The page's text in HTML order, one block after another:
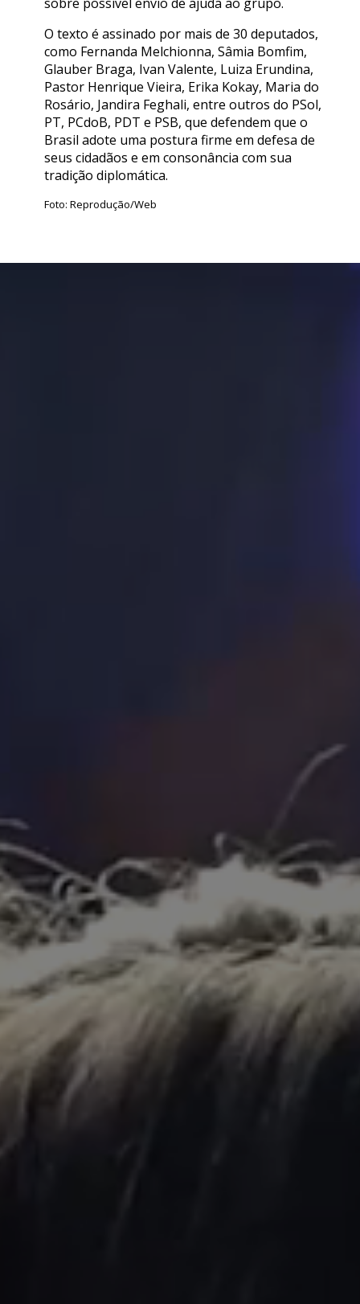
O texto é assinado por mais de 30 deputados,
como Fernanda Melchionna, Sâmia Bomfim,
Glauber Braga, Ivan Valente, Luiza Erundina,
Pastor Henrique Vieira, Erika Kokay, Maria do
Rosário, Jandira Feghali, entre outros do PSol,
PT, PCdoB, PDT e PSB, que defendem que o
Brasil adote uma postura firme em defesa de
seus cidadãos e em consonância com sua
tradição diplomática.
Foto: Reprodução/Web